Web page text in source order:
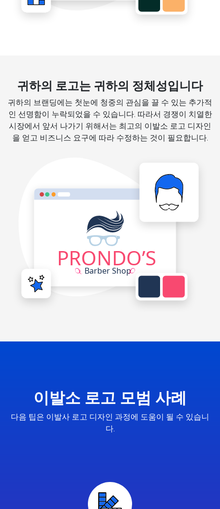
귀하의 로고는 귀하의 정체성입니다
귀하의 브랜딩에는 첫눈에 청중의 관심을 끌 수 있는 추가적
인 선명함이 누락되었을 수 있습니다. 따라서 경쟁이 치열한
시장에서 앞서 나가기 위해서는 최고의 이발소 로고 디자인
을 얻고 비즈니스 요구에 따라 수정하는 것이 필요합니다.
이발소 로고 모범 사례
다음 팁은 이발사 로고 디자인 과정에 도움이 될 수 있습니
다.